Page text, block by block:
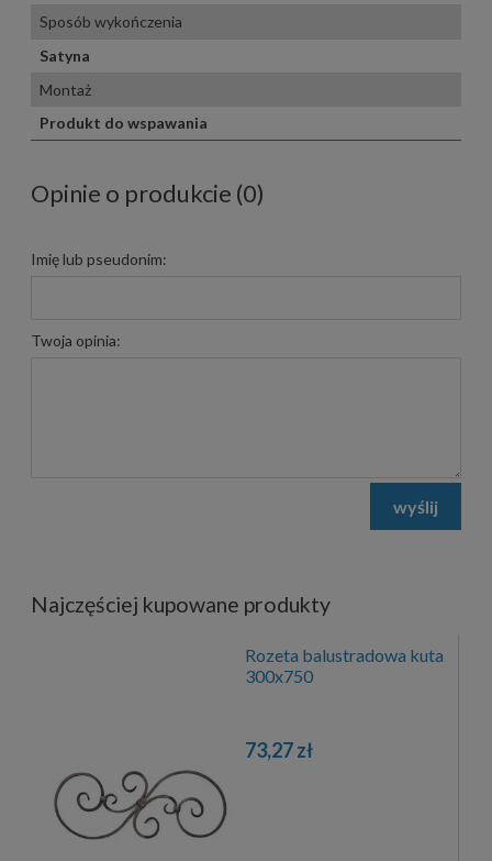
Sposób wykończenia
Satyna
Montaż
Produkt do wspawania
Opinie o produkcie (0)
Imię lub pseudonim:
Twoja opinia:
wyślij
Najczęściej kupowane produkty
Rozeta balustradowa kuta
300x750
73,27 zł